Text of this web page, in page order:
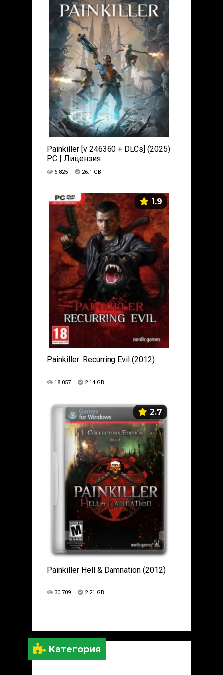
Категория
Painkiller [v 246360 + DLCs] (2025)
PC | Лицензия
6 825 26.1 GB
1.9
Painkiller: Recurring Evil (2012)
18 057 2.14 GB
2.7
Painkiller Hell & Damnation (2012)
30 709 2.21 GB